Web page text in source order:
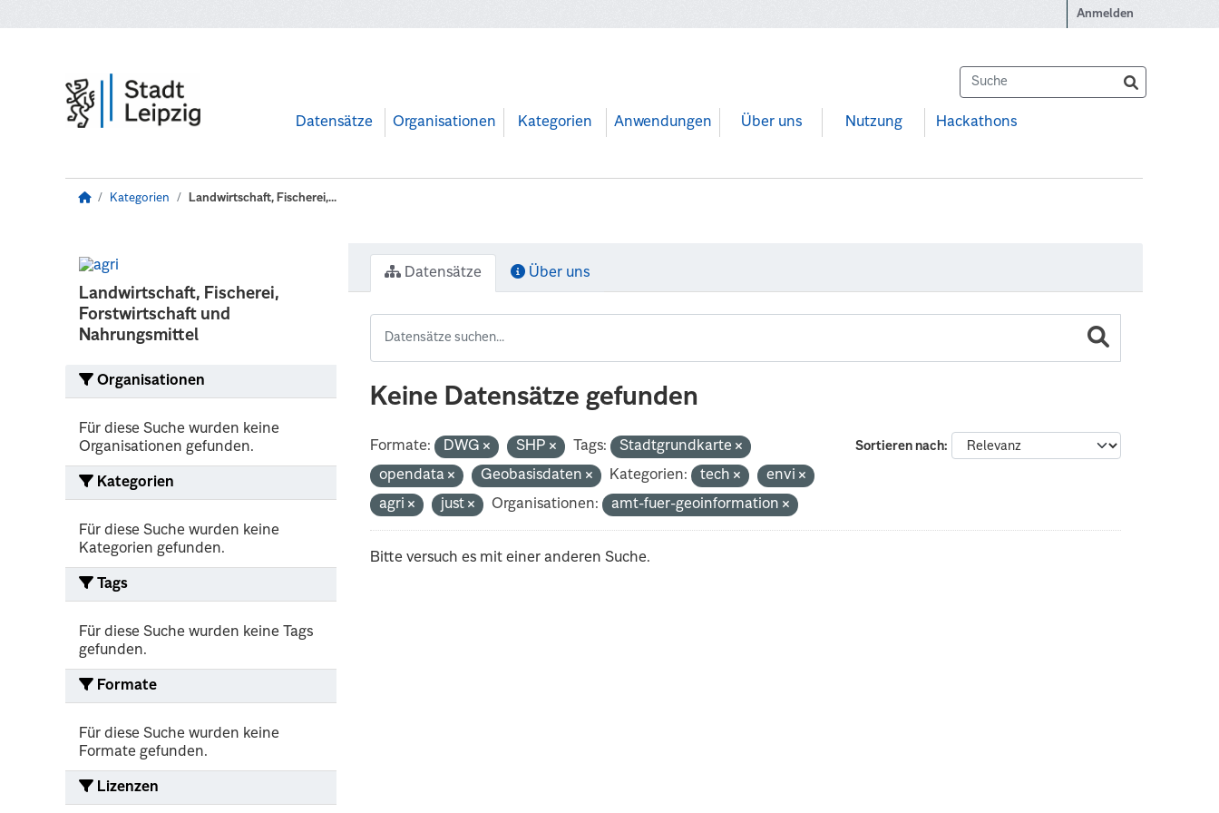
Anmelden
Datensätze Organisationen Kategorien Anwendungen Über uns Nutzung Hackathons
Kategorien Landwirtschaft, Fischerei,...
Landwirtschaft, Fischerei,
Forstwirtschaft und
Nahrungsmittel
Organisationen
Für diese Suche wurden keine
Organisationen gefunden.
Kategorien
Für diese Suche wurden keine
Kategorien gefunden.
Tags
Für diese Suche wurden keine Tags
gefunden.
Formate
Für diese Suche wurden keine
Formate gefunden.
Lizenzen
Datensätze Über uns
Keine Datensätze gefunden
Sortieren nach
Formate: DWG SHP Tags:
Stadtgrundkarte
opendata
Geobasisdaten Kategorien: tech
envi
agri
just Organisationen: amt-fuer-geoinformation
Bitte versuch es mit einer anderen Suche.